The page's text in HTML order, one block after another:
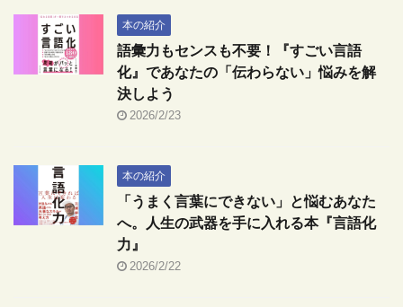
本の紹介
語彙力もセンスも不要！『すごい言語
化』であなたの「伝わらない」悩みを解
決しよう
2026/2/23
本の紹介
「うまく言葉にできない」と悩むあなた
へ。人生の武器を手に入れる本『言語化
力』
2026/2/22